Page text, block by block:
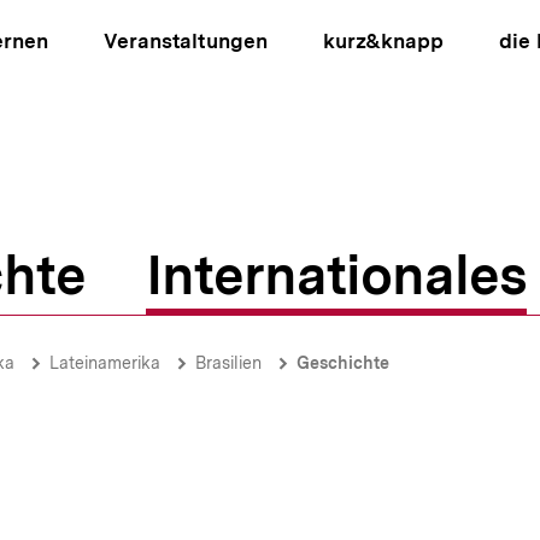
Veranstaltungen kurz&knapp die
Internationales
Lateinamerika Brasilien Geschichte